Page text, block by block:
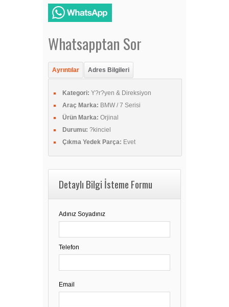
Whatsapptan Sor
Ayrıntılar Adres Bilgileri
Kategori: Y?r?yen & Direksiyon
Araç Marka: BMW / 7 Serisi
Ürün Marka: Orjinal
Durumu: ?kinciel
Çıkma Yedek Parça: Evet
Detaylı Bilgi İsteme Formu
Adınız Soyadınız
Telefon
Email